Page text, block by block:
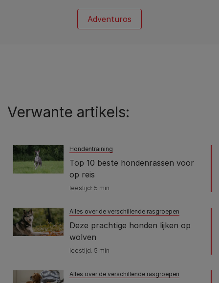
Adventuros
Verwante artikels:
Hondentraining
Top 10 beste hondenrassen voor
op reis
leestijd: 5 min
Alles over de verschillende rasgroepen
Deze prachtige honden lijken op
wolven
leestijd: 5 min
Alles over de verschillende rasgroepen